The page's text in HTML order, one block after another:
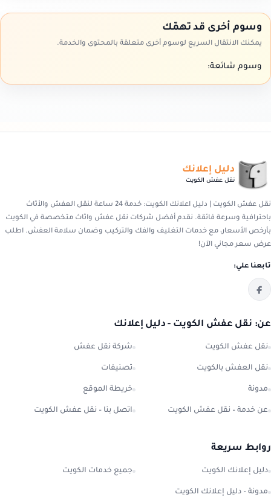
وسوم أخرى قد تهمّك
يمكنك الانتقال السريع لوسوم أخرى متعلقة بالمحتوى والخدمة.
وسوم شائعة:
دليل إعلانك
نقل عفش الكويت
نقل عفش الكويت | دليل اعلانك الكويت: خدمة 24 ساعة لنقل العفش والأثاث
باحترافية وسرعة فائقة. نقدم أفضل شركات نقل عفش واثاث متخصصة في الكويت
بأرخص الأسعار، مع خدمات التغليف والفك والتركيب وضمان سلامة العفش. اطلب
عرض سعر مجاني الآن!
تابعنا علي:
عن: نقل عفش الكويت - دليل إعلانك
نقل عفش الكويت شركة نقل عفش
نقل العفش بالكويت تصنيفات
مدونة خريطة الموقع
عن خدمة – نقل عفش الكويت اتصل بنا – نقل عفش الكويت
روابط سريعة
دليل إعلانك الكويت جميع خدمات الكويت
مدونة – دليل إعلانك الكويت